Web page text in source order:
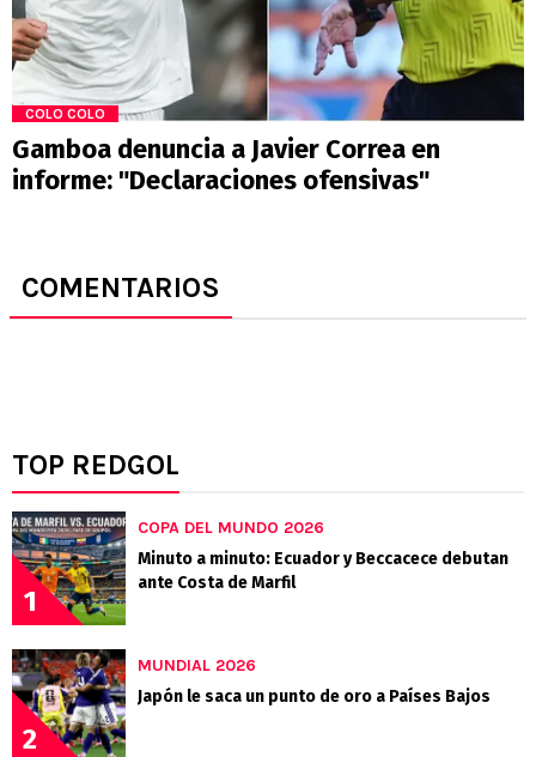
COLO COLO
Gamboa denuncia a Javier Correa en
informe: "Declaraciones ofensivas"
COMENTARIOS
TOP REDGOL
1
COPA DEL MUNDO 2026
Minuto a minuto: Ecuador y Beccacece debutan
ante Costa de Marfil
2
MUNDIAL 2026
Japón le saca un punto de oro a Países Bajos